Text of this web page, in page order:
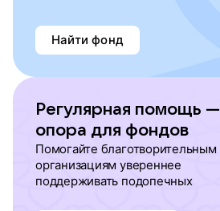
Найти фонд
Регулярная помощь —
опора для фондов
Помогайте благотворительным
организациям увереннее
поддерживать подопечных